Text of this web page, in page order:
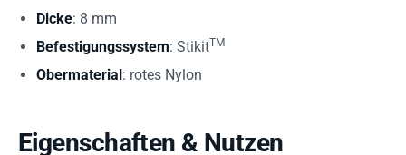
Dicke: 8 mm
Befestigungssystem: StikitTM
Obermaterial: rotes Nylon
Eigenschaften & Nutzen